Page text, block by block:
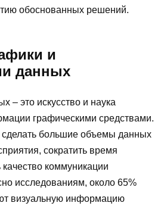
обоснованных решений.
и
данных
– это искусство и наука
графическими средствами.
большие объемы данных
сократить время
коммуникации
исследованиям, около 65%
визуальную информацию